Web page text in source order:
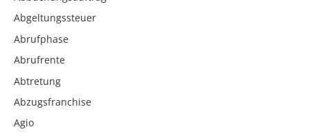
Abgeltungssteuer
Abrufphase
Abrufrente
Abtretung
Abzugsfranchise
Agio